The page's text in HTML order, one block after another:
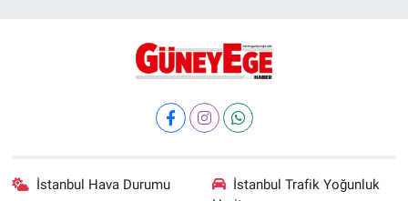
İstanbul Hava Durumu
İstanbul Trafik Yoğunluk